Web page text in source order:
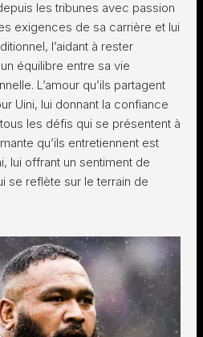
les tribunes avec passion
exigences de sa carrière et lui
l’aidant à rester
équilibre entre sa vie
L’amour qu’ils partagent
Uini, lui donnant la confiance
les défis qui se présentent à
qu’ils entretiennent est
lui offrant un sentiment de
se reflète sur le terrain de